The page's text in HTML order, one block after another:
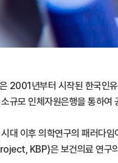
2001년부터 시작된 한국인
규모 인체자원은행을 통하
대 이후 의학연구의 패러다
KBP)은 보건의료 연구의